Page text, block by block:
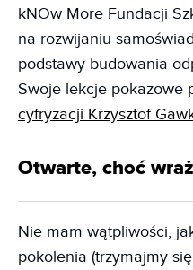
kNOw More Fundacji
na rozwijaniu
podstawy budowania
Swoje lekcje pokazowe
cyfryzacji Krzysztof
Otwarte, choć
Nie mam wątpliwości,
pokolenia (trzymajmy